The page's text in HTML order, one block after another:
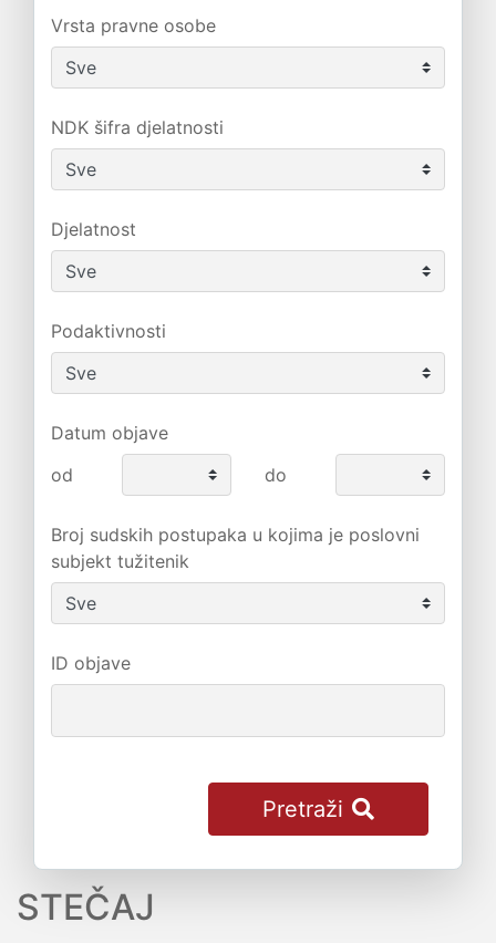
Vrsta pravne osobe
NDK šifra djelatnosti
Djelatnost
Podaktivnosti
Datum objave
od
do
Broj sudskih postupaka u kojima je poslovni
subjekt tužitenik
ID objave
Pretraži
STEČAJ